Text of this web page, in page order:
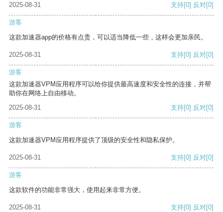
2025-08-31 支持[0] 反对[0]
游客
这款加速器app的价格有点贵，可以适当降低一些，这样会更加亲民。
2025-08-31 支持[0] 反对[0]
游客
这款加速器VPM应用程序可以给你提供最高速度和安全性的连接，并帮
助你在网络上自由移动。
2025-08-31
支持[0] 反对[0]
游客
这款加速器VPM应用程序提供了顶级的安全性和隐私保护。
2025-08-31 支持[0] 反对[0]
游客
这款软件的功能非常强大，使用起来非常方便。
2025-08-31 支持[0] 反对[0]